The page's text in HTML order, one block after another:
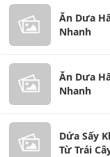
Ăn Dưa
Nhanh
Ăn Dưa
Nhanh
Dứa Sấy
Từ Trái